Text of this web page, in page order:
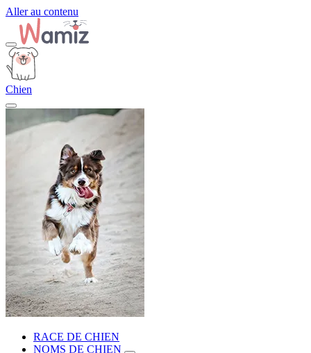
Aller au contenu
Chien
RACE DE CHIEN
NOMS DE CHIEN